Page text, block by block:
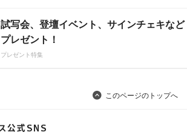
試写会、登壇イベント、サインチェキなど
プレゼント！
プレゼント特集
このページのトップへ